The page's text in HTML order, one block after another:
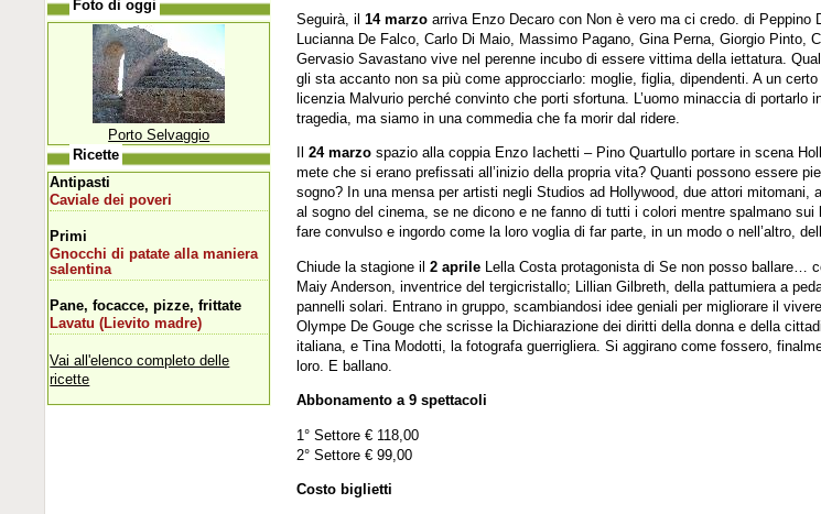
Seguirà, il14 marzoarriva Enzo Decaro con Non è vero ma ci credo. di
Lucianna De Falco, Carlo Di Maio, Massimo Pagano, Gina Perna, Giorgio Pinto,
Gervasio Savastano vive nel perenne incubo di essere vittima della iettatura.
gli sta accanto non sa più come approcciarlo: moglie, figlia, dipendenti. A un
licenzia Malvurio perché convinto che porti sfortuna. L’uomo minaccia di portarlo
tragedia, ma siamo in una commedia che fa morir dal ridere.
Il24 marzospazio alla coppia Enzo Iachetti – Pino Quartullo portare in scena
mete che si erano prefissati all’inizio della propria vita? Quanti possono essere
sogno? In una mensa per artisti negli Studios ad Hollywood, due attori mitomani,
al sogno del cinema, se ne dicono e ne fanno di tutti i colori mentre spalmano
fare convulso e ingordo come la loro voglia di far parte, in un modo o nell’altro,
Chiude la stagione il2 aprile
Lella Costa protagonista di Se non posso ballare…
Maiy Anderson, inventrice del tergicristallo; Lillian Gilbreth, della pattumiera a
pannelli solari. Entrano in gruppo, scambiandosi idee geniali per migliorare il
Olympe De Gouge che scrisse la Dichiarazione dei diritti della donna e della
italiana, e Tina Modotti, la fotografa guerrigliera. Si aggirano come fossero,
loro. E ballano.
Abbonamento a 9 spettacoli
1° Settore € 118,00
2° Settore € 99,00
Costo biglietti
Foto di oggi
Porto Selvaggio
Ricette
Antipasti
Caviale dei poveri
Primi
Gnocchi di patate alla maniera
salentina
Pane, focacce, pizze, frittate
Lavatu (Lievito madre)
Vai all'elenco completo delle
ricette